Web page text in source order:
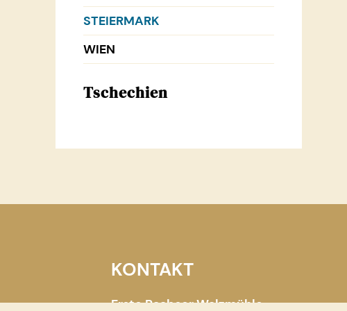
STEIERMARK
WIEN
Tschechien
KONTAKT
Erste Raabser Walzmühle